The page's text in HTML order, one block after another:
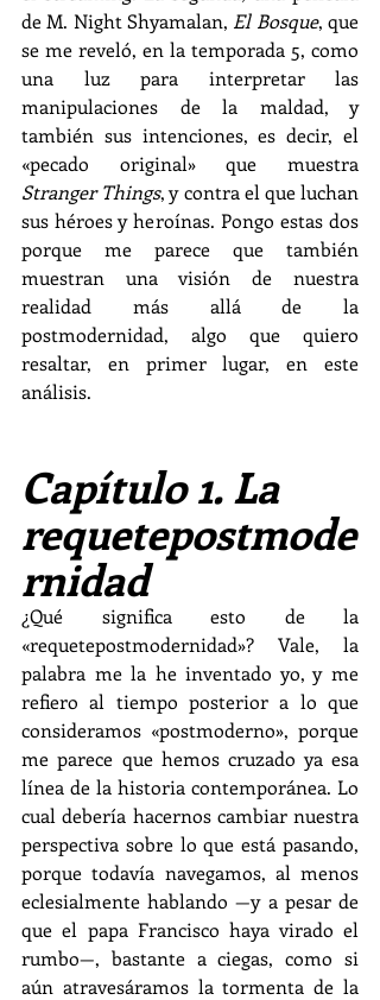
de M. Night Shyamalan, El Bosque, que
se me reveló, en la temporada 5, como
una luz para interpretar las
manipulaciones de la maldad, y
también sus intenciones, es decir, el
Stranger Things, y contra el que luchan
sus héroes y heroínas. Pongo estas dos
porque me parece que también
muestran una visión de nuestra
realidad más allá de la
postmodernidad, algo que quiero
resaltar, en primer lugar, en este
análisis.
Capítulo 1. La
requetepostmode
rnidad
¿Qué significa esto de la
«requetepostmodernidad»? Vale, la
palabra me la he inventado yo, y me
refiero al tiempo posterior a lo que
consideramos «postmoderno», porque
me parece que hemos cruzado ya esa
línea de la historia contemporánea. Lo
cual debería hacernos cambiar nuestra
perspectiva sobre lo que está pasando,
porque todavía navegamos, al menos
eclesialmente hablando —y a pesar de
que el papa Francisco haya virado el
rumbo—, bastante a ciegas, como si
aún atravesáramos la tormenta de la